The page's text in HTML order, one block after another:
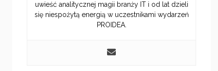
uwieść analitycznej magii branży IT i od lat dzieli
się niespożytą energią w uczestnikami wydarzeń
PROIDEA.